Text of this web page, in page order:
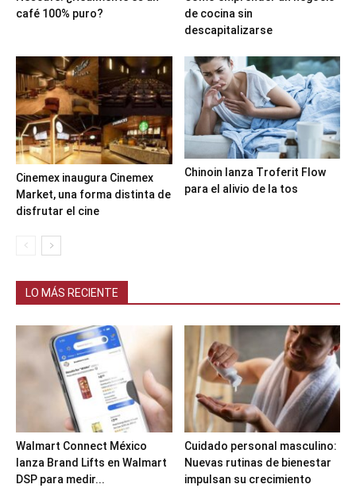
café 100% puro?
de cocina sin
descapitalizarse
Cinemex inaugura Cinemex
Market, una forma distinta de
disfrutar el cine
Chinoin lanza Troferit Flow
para el alivio de la tos
LO MÁS RECIENTE
Walmart Connect México
lanza Brand Lifts en Walmart
DSP para medir...
Cuidado personal masculino:
Nuevas rutinas de bienestar
impulsan su crecimiento